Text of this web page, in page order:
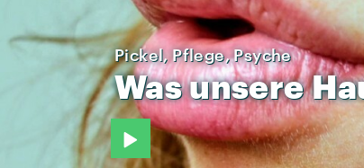
Pickel, Pflege, Psyche
Wasunsere